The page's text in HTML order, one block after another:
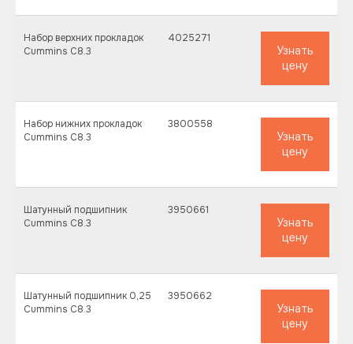
Набор верхних прокладок
Cummins C8.3
4025271
Узнать
цену
Набор нижних прокладок
Cummins C8.3
3800558
Узнать
цену
Шатунный подшипник
Cummins C8.3
3950661
Узнать
цену
Шатунный подшипник 0,25
Cummins C8.3
3950662
Узнать
цену